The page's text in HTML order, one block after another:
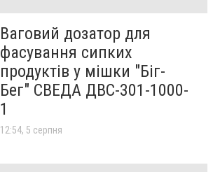
Ваговий дозатор для
фасування сипких
продуктів у мішки "Біг-
Бег" СВЕДА ДВС-301-1000-
1
12:54, 5 серпня